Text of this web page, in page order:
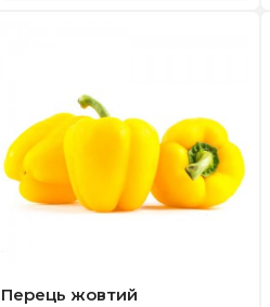
Перець жовтий